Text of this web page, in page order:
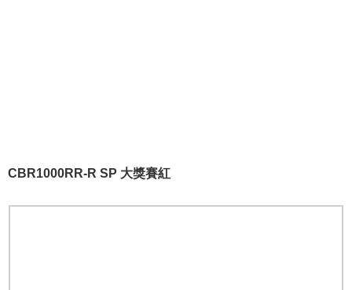
CBR1000RR-R SP 大獎賽紅